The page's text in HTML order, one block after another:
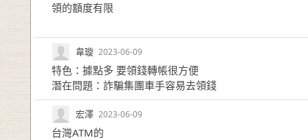
領的額度有限
韋璇 2023-06-09
特色：據點多 要領錢轉帳很方便
潛在問題：詐騙集團車手容易去領錢
宏澤 2023-06-09
台灣ATM的